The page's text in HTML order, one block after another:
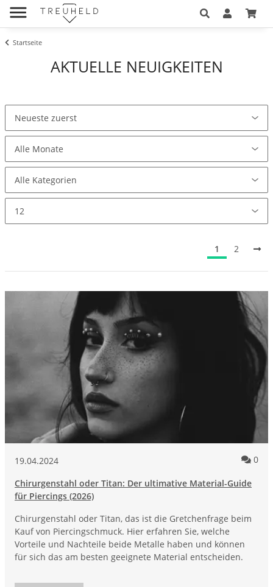
Startseite
AKTUELLE NEUIGKEITEN
1 2
19.04.2024 0
Chirurgenstahl oder Titan: Der ultimative Material-Guide
für Piercings (2026)
Chirurgenstahl oder Titan, das ist die Gretchenfrage beim
Kauf von Piercingschmuck. Hier erfahren Sie, welche
Vorteile und Nachteile beide Metalle haben und können
für sich das am besten geeignete Material entscheiden.